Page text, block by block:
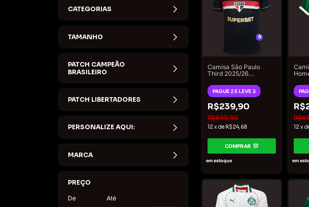
CATEGORIAS
TAMANHO
PATCH CAMPEÃO
BRASILEIRO
PATCH LIBERTADORES
PERSONALIZE AQUI:
MARCA
PREÇO
De Até
Camisa São Paulo
Third 2025/26
Masculino - Preto e
Dourado
PAGUE 2 E LEVE 3
R$239,90
R$599,90
12 xde R$24,68
COMPRAR
em estoque
12 x
em